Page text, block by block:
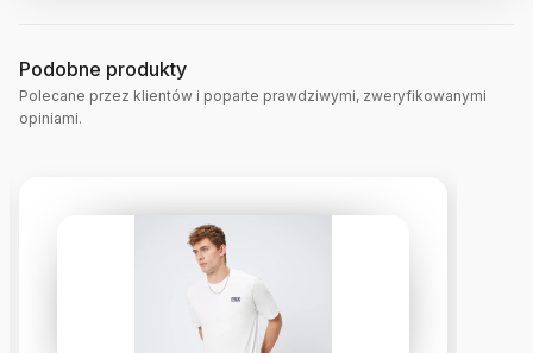
Podobne produkty
Polecane przez klientów i poparte prawdziwymi, zweryfikowanymi
opiniami.